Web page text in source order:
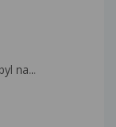
na...